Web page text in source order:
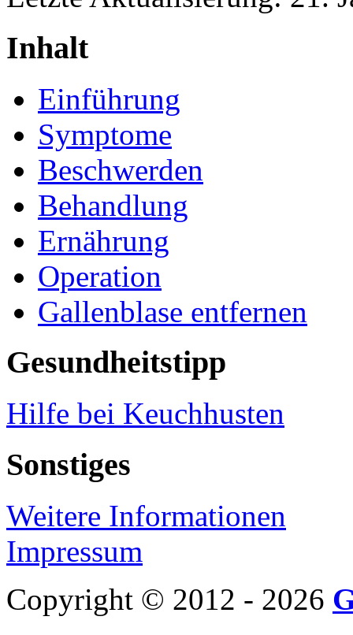
Inhalt
Einführung
Symptome
Beschwerden
Behandlung
Ernährung
Operation
Gallenblase entfernen
Gesundheitstipp
Hilfe bei Keuchhusten
Sonstiges
Weitere Informationen
Impressum
Copyright © 2012 - 2026